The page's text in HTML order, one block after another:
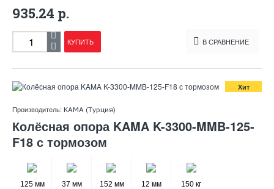
935.24 р.
КУПИТЬ В СРАВНЕНИЕ
Хит
Производитель: KAMA (Турция)
Колёсная опора KAMA K-3300-MMB-125-
F18 с тормозом
125 мм 37 мм 152 мм 12 мм 150 кг